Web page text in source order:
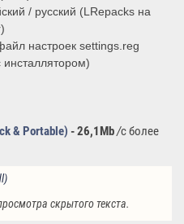
/ русский (LRepacks на
настроек settings.reg
& Portable) - 26,1Mb/с более
скрытого текста.